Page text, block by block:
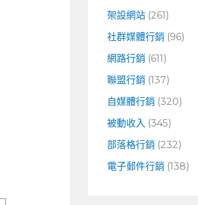
架設網站(261)
社群媒體行銷 (96)
網路行銷 (611)
聯盟行銷 (137)
自媒體行銷 (320)
被動收入 (345)
部落格行銷 (232)
電子郵件行銷 (138)